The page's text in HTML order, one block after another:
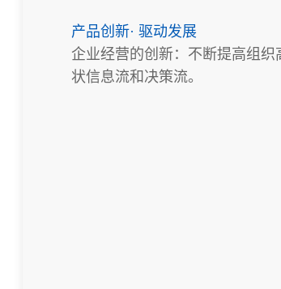
产品创新· 驱动发展
企业经营的创新：不断提高组
状信息流和决策流。